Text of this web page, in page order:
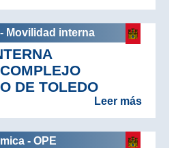
Movilidad interna
DE TOLEDO
Leer más
- OPE